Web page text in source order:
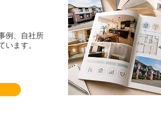
例、自社所
ます。